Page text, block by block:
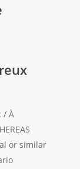
/ À
or similar